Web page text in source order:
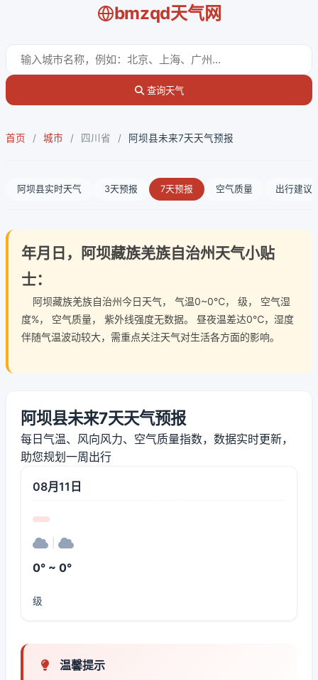
bmzqd天气网
查询天气
首页 / 城市 / 四川省 / 阿坝县未来7天天气预报
阿坝县实时天气 3天预报 7天预报 空气质量 出行建议
年月日，阿坝藏族羌族自治州天气小贴
士：
阿坝藏族羌族自治州今日天气， 气温0~0℃， 级， 空气湿
度%， 空气质量， 紫外线强度无数据。 昼夜温差达0℃，湿度
伴随气温波动较大，需重点关注天气对生活各方面的影响。
阿坝县未来7天天气预报
每日气温、风向风力、空气质量指数，数据实时更新，
助您规划一周出行
08月11日
0° ~ 0°
级
温馨提示